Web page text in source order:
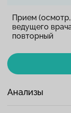
Прием (осмотр,
ведущего
повторный
Анализы